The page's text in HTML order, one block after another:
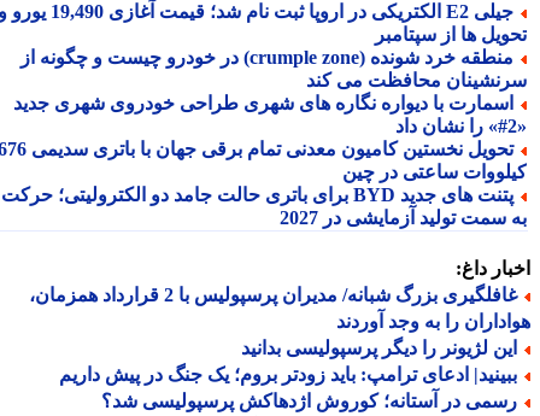
جیلی E2 الکتریکی در اروپا ثبت نام شد؛ قیمت آغازی 19,490 یورو و
ها از سپتامبر
منطقه خرد شونده (crumple zone) در خودرو چیست و چگونه از
محافظت می کند
با دیواره نگاره های شهری طراحی خودروی شهری جدید
تحویل نخستین کامیون معدنی تمام برقی جهان با باتری سدیمی 676
ساعتی در چین
پتنت های جدید BYD برای باتری حالت جامد دو الکترولیتی؛ حرکت
سمت تولید آزمایشی در 2027
داغ:
غافلگیری بزرگ شبانه/ مدیران پرسپولیس با 2 قرارداد همزمان،
را به وجد آوردند
لژیونر را دیگر پرسپولیسی بدانید
ادعای ترامپ: باید زودتر بروم؛ یک جنگ در پیش داریم
در آستانه؛ کوروش اژدهاکش پرسپولیسی شد؟